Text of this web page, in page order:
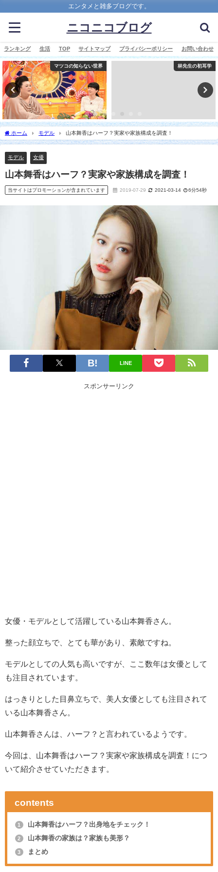
エンタメと雑多ブログです。
ニコニコブログ
ランキング 生活 TOP サイトマップ プライバシーポリシー お問い合わせ
マツコの知らない世界 林先生の初耳学
ホーム モデル 山本舞香はハーフ？実家や家族構成を調査！
モデル 女優
山本舞香はハーフ？実家や家族構成を調査！
当サイトはプロモーションが含まれています 2019-07-29 2021-03-14 6分54秒
LINE
スポンサーリンク
女優・モデルとして活躍している山本舞香さん。
整った顔立ちで、とても華があり、素敵ですね。
モデルとしての人気も高いですが、ここ数年は女優として
も注目されています。
はっきりとした目鼻立ちで、美人女優としても注目されて
いる山本舞香さん。
山本舞香さんは、ハーフ？と言われているようです。
今回は、山本舞香はハーフ？実家や家族構成を調査！につ
いて紹介させていただきます。
contents
1 山本舞香はハーフ？出身地をチェック！
2 山本舞香の家族は？家族も美形？
3 まとめ